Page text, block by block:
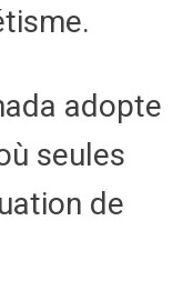
adopte
seules
de